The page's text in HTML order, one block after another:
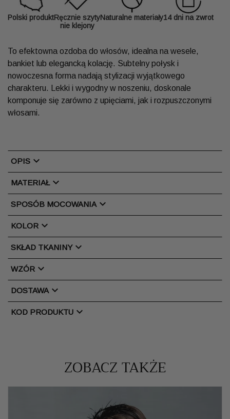
Polski produktRęcznie szyty
nie klejony
Naturalne materiały14 dni na zwrot
To efektowna ozdoba do włosów, idealna na wesele,
bankiet lub elegancką kolację. Subtelny połysk i
nowoczesna forma nadają stylizacji wyjątkowego
charakteru. Lekki i wygodny w noszeniu, doskonale
komponuje się zarówno z upięciami, jak i rozpuszczonymi
włosami.
OPIS chevron_right
MATERIAŁchevron_right
SPOSÓB MOCOWANIAchevron_right
KOLOR chevron_right
SKŁAD TKANINYchevron_right
WZÓR chevron_right
DOSTAWAchevron_right
KOD PRODUKTU chevron_right
ZOBACZ TAKŻE